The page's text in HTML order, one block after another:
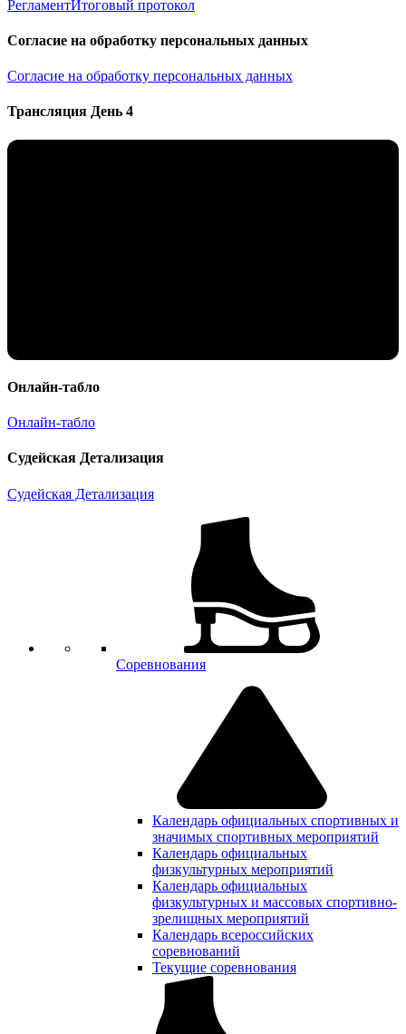
РегламентИтоговый протокол
Согласие на обработку персональных данных
Согласие на обработку персональных данных
Трансляция День 4
Онлайн-табло
Онлайн-табло
Судейская Детализация
Судейская Детализация
Соревнования
Календарь официальных спортивных и
значимых спортивных мероприятий
Календарь официальных
физкультурных мероприятий
Календарь официальных
физкультурных и массовых спортивно-
зрелищных мероприятий
Календарь всероссийских
соревнований
Текущие соревнования